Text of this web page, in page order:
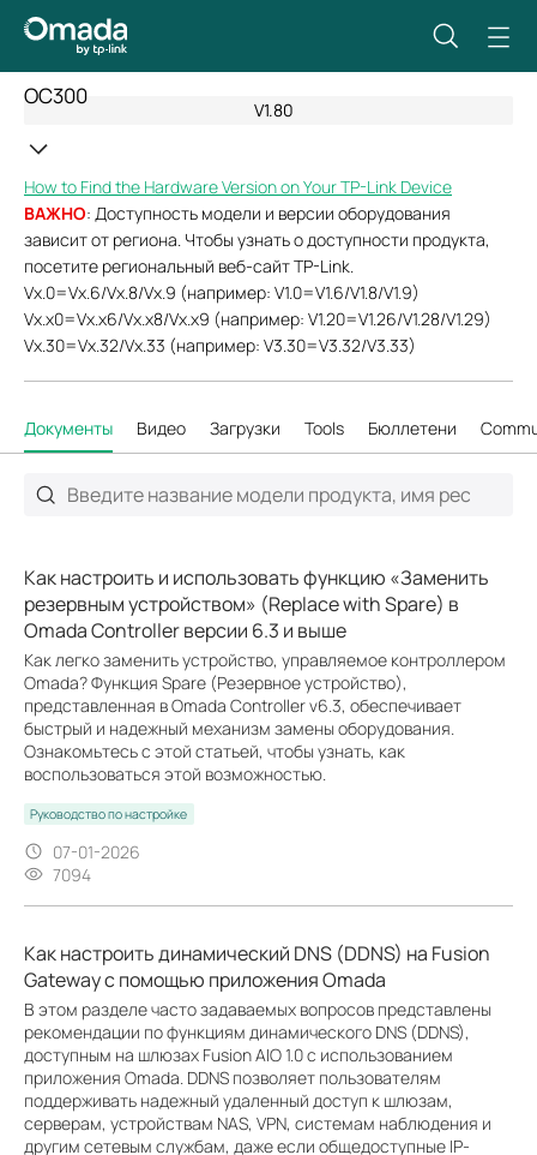
OC300
V1.80
How to Find the Hardware Version on Your TP-Link Device
ВАЖНО: Доступность модели и версии оборудования
зависит от региона. Чтобы узнать о доступности продукта,
посетите региональный веб-сайт TP-Link.
Vx.0=Vx.6/Vx.8/Vx.9 (например: V1.0=V1.6/V1.8/V1.9)
Vx.x0=Vx.x6/Vx.x8/Vx.x9 (например: V1.20=V1.26/V1.28/V1.29)
Vx.30=Vx.32/Vx.33 (например: V3.30=V3.32/V3.33)
Документы Видео Загрузки Tools Бюллетени
Как настроить и использовать функцию «Заменить
резервным устройством» (Replace with Spare) в
Omada Controller версии 6.3 и выше
Как легко заменить устройство, управляемое контроллером
Omada? Функция Spare (Резервное устройство),
представленная в Omada Controller v6.3, обеспечивает
быстрый и надежный механизм замены оборудования.
Ознакомьтесь с этой статьей, чтобы узнать, как
воспользоваться этой возможностью.
Руководство по настройке
07-01-2026
7094
Как настроить динамический DNS (DDNS) на Fusion
Gateway с помощью приложения Omada
В этом разделе часто задаваемых вопросов представлены
рекомендации по функциям динамического DNS (DDNS),
доступным на шлюзах Fusion AIO 1.0 с использованием
приложения Omada. DDNS позволяет пользователям
поддерживать надежный удаленный доступ к шлюзам,
серверам, устройствам NAS, VPN, системам наблюдения и
другим сетевым службам, даже если общедоступные IP-